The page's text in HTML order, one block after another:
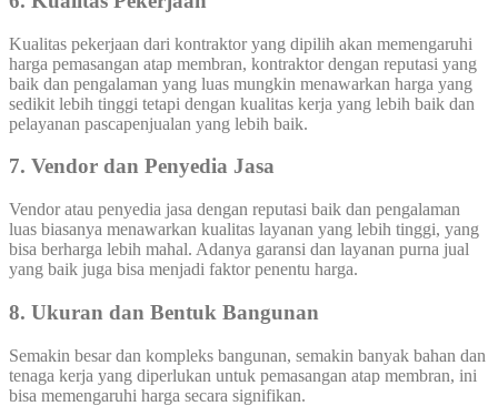
Kualitas pekerjaan dari kontraktor yang dipilih akan memengaruhi
harga pemasangan atap membran, kontraktor dengan reputasi yang
baik dan pengalaman yang luas mungkin menawarkan harga yang
sedikit lebih tinggi tetapi dengan kualitas kerja yang lebih baik dan
pelayanan pascapenjualan yang lebih baik.
7. Vendor dan Penyedia Jasa
Vendor atau penyedia jasa dengan reputasi baik dan pengalaman
luas biasanya menawarkan kualitas layanan yang lebih tinggi, yang
bisa berharga lebih mahal. Adanya garansi dan layanan purna jual
yang baik juga bisa menjadi faktor penentu harga.
8. Ukuran dan Bentuk Bangunan
Semakin besar dan kompleks bangunan, semakin banyak bahan dan
tenaga kerja yang diperlukan untuk pemasangan atap membran, ini
bisa memengaruhi harga secara signifikan.